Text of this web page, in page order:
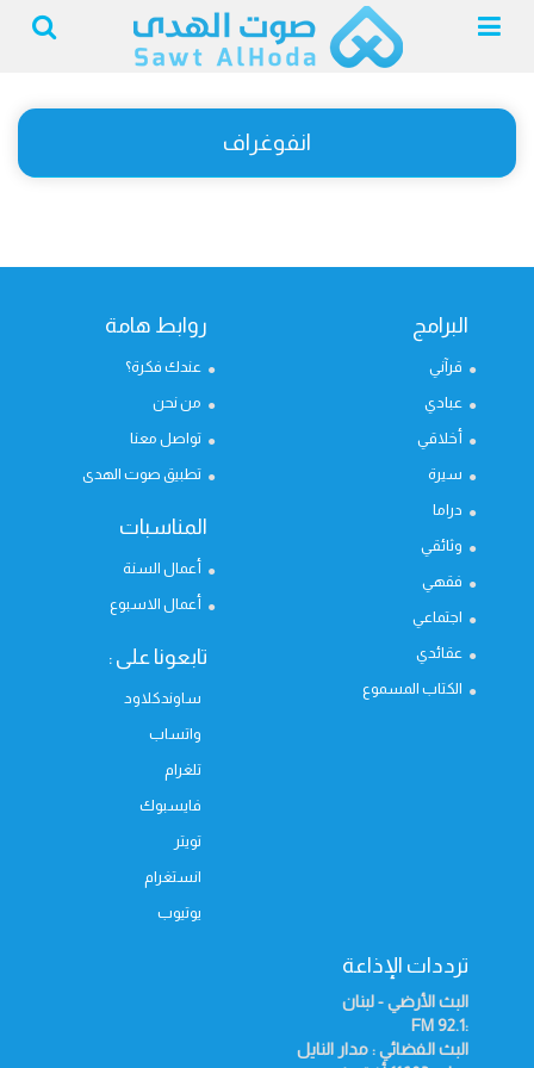
انفوغراف
البرامج
قرآني
عبادي
أخلاقي
سيرة
دراما
وثائقي
فقهي
اجتماعي
عقائدي
الكتاب المسموع
روابط هامة
عندك فكرة؟
من نحن
تواصل معنا
تطبيق صوت الهدى
المناسبات
أعمال السنة
أعمال الاسبوع
تابعونا على :
ساوندكلاود
واتساب
تلغرام
فايسبوك
تويتر
انستغرام
يوتيوب
ترددات الإذاعة
البث الأرضي - لبنان
:92.1
FM
البث الفضائي : مدار النايل